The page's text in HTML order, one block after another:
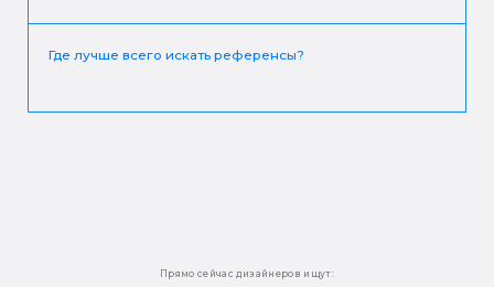
Где лучше всего искать референсы?
Прямо сейчас дизайнеров ищут: